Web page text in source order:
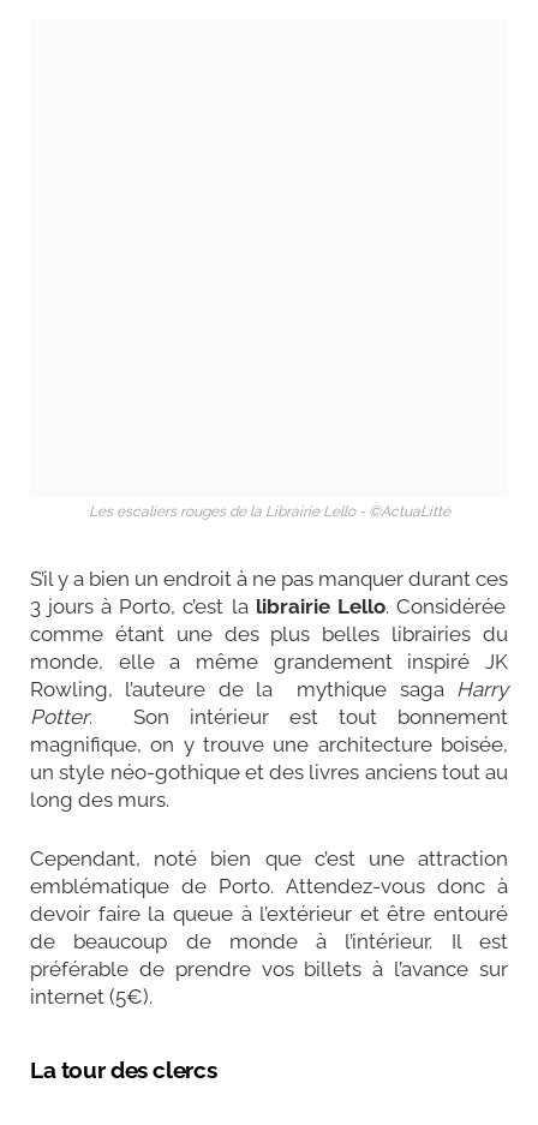
Les escaliers rouges de la Librairie Lello - ©ActuaLitté
S’il y a bien un endroit à ne pas manquer durant ces
3 jours à Porto, c’est la librairie Lello. Considérée
comme étant une des plus belles librairies du
monde, elle a même grandement inspiré JK
Rowling, l’auteure de la mythique sagaHarry
Potter. Son intérieur est tout bonnement
magnifique, on y trouve une architecture boisée,
un style néo-gothique et des livres anciens tout au
long des murs.
Cependant, noté bien que c’est une attraction
emblématique de Porto. Attendez-vous donc à
devoir faire la queue à l’extérieur et être entouré
de beaucoup de monde à l’intérieur. Il est
préférable de prendre vos billets à l’avance sur
internet (5€).
La tour des clercs